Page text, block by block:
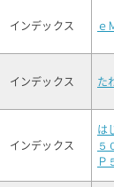
インデックス ｅ
インデックス た
インデックス
は
５
Ｐ